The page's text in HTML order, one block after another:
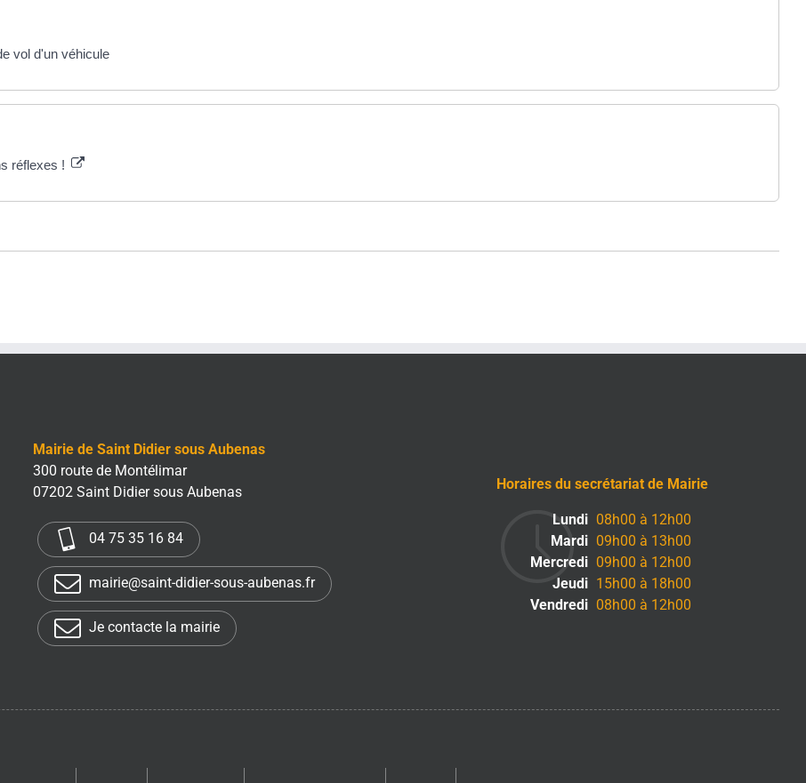
vol d'un véhicule
réflexes !
Mairie de Saint Didier sous Aubenas
300 route de Montélimar
07202 Saint Didier sous Aubenas
04 75 35 16 84
mairie@saint-didier-sous-aubenas.fr
Je contacte la mairie
Horaires du secrétariat de Mairie
Lundi 08h00 à 12h00
Mardi 09h00 à 13h00
Mercredi 09h00 à 12h00
Jeudi 15h00 à 18h00
Vendredi 08h00 à 12h00